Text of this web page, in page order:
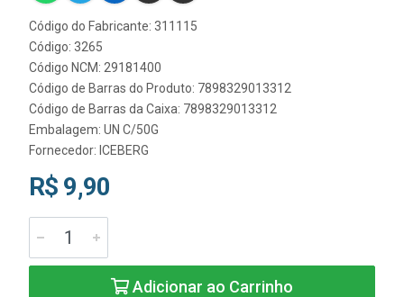
Código do Fabricante: 311115
Código: 3265
Código NCM: 29181400
Código de Barras do Produto: 7898329013312
Código de Barras da Caixa: 7898329013312
Embalagem: UN C/50G
Fornecedor: ICEBERG
R$ 9,90
Adicionar ao Carrinho